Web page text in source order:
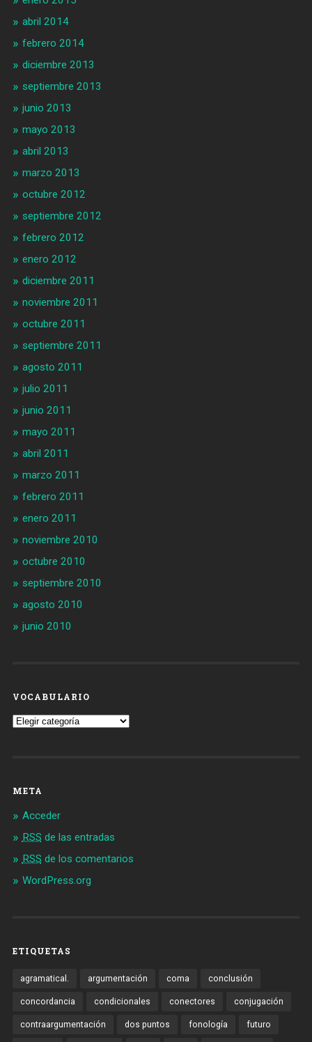
abril 2014
febrero 2014
diciembre 2013
septiembre 2013
junio 2013
mayo 2013
abril 2013
marzo 2013
octubre 2012
septiembre 2012
febrero 2012
enero 2012
diciembre 2011
noviembre 2011
octubre 2011
septiembre 2011
agosto 2011
julio 2011
junio 2011
mayo 2011
abril 2011
marzo 2011
febrero 2011
enero 2011
noviembre 2010
octubre 2010
septiembre 2010
agosto 2010
junio 2010
VOCABULARIO
Vocabulario
META
Acceder
RSS de las entradas
RSS de los comentarios
WordPress.org
ETIQUETAS
agramatical. argumentación coma conclusión
concordancia condicionales conectores conjugación
contraargumentación dos puntos fonología futuro